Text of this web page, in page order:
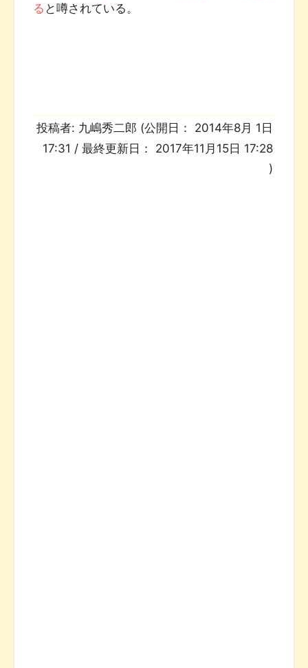
る と噂されている。
投稿者: 九嶋秀二郎 (公開日： 2014年8月 1日
17:31 / 最終更新日： 2017年11月15日 17:28
)